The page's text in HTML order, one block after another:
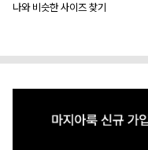
나와 비슷한 사이즈 찾기